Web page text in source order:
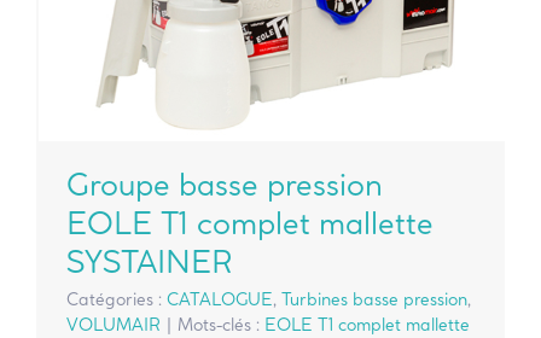
Groupe basse pression
EOLE T1 complet mallette
SYSTAINER
Catégories : CATALOGUE, Turbines basse pression,
VOLUMAIR
Mots-clés : EOLE T1 complet mallette